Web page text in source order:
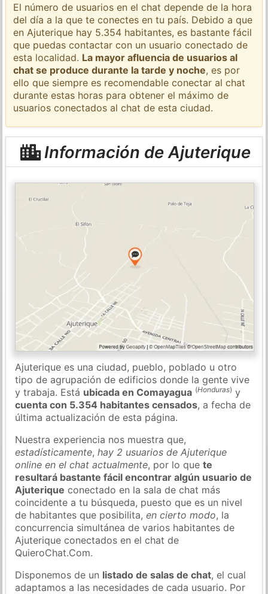
El número de usuarios en el chat depende de la hora
del día a la que te conectes en tu país. Debido a que
en Ajuterique hay 5.354 habitantes, es bastante fácil
que puedas contactar con un usuario conectado de
esta localidad. La mayor afluencia de usuarios al
chat se produce durante la tarde y noche, es por
ello que siempre es recomendable conectar al chat
durante estas horas para obtener el máximo de
usuarios conectados al chat de esta ciudad.
Información de Ajuterique
Ajuterique es una ciudad, pueblo, poblado u otro
tipo de agrupación de edificios donde la gente vive
y trabaja. Está ubicada en Comayagua (Honduras) y
cuenta con 5.354 habitantes censados, a fecha de
última actualización de esta página.
Nuestra experiencia nos muestra que,
estadísticamente,hay 2 usuarios de Ajuterique
online en el chat actualmente, por lo quete
resultará bastante fácil encontrar algún usuario de
Ajuterique conectado en la sala de chat más
coincidente a tu búsqueda, puesto que es un nivel
de habitantes que posibilita,en cierto modo, la
concurrencia simultánea de varios habitantes de
Ajuterique conectados en el chat de
QuieroChat.Com.
Disponemos de un listado de salas de chat, el cual
adaptamos a las necesidades de cada usuario. Por